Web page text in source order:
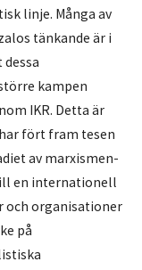
linje. Många av
tänkande är i
kampen
IKR. Detta är
fört fram tesen
av marxismen-
en internationell
och organisationer
på